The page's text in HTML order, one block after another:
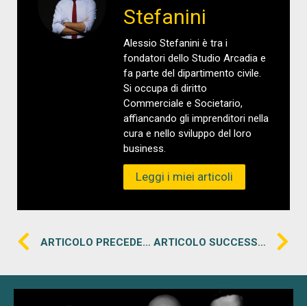
Stefanini
Alessio Stefanini è tra i
fondatori dello Studio Arcadia e
fa parte del dipartimento civile.
Si occupa di diritto
Commerciale e Societario,
affiancando gli imprenditori nella
cura e nello sviluppo del loro
business.
Leggi i miei articoli
ARTICOLO PRECEDENTE ARTICOLO SUCCESSIVO